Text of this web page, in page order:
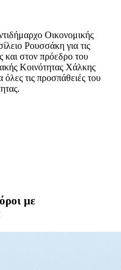
Οικονομικής
Ρουσσάκη για τις
και στον πρόεδρο του
Κοινότητας Χάλκης
τις προσπάθειές του
με